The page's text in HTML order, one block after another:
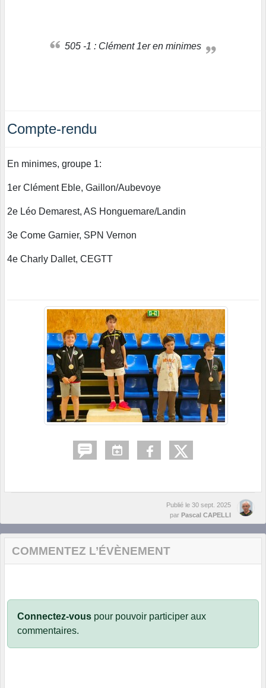
505 -1 : Clément 1er en minimes
Compte-rendu
En minimes, groupe 1:
1er Clément Eble, Gaillon/Aubevoye
2e Léo Demarest, AS Honguemare/Landin
3e Come Garnier, SPN Vernon
4e Charly Dallet, CEGTT
Publié le 30 sept. 2025
par Pascal CAPELLI
COMMENTEZ L’ÉVÈNEMENT
Connectez-vous pour pouvoir participer aux
commentaires.